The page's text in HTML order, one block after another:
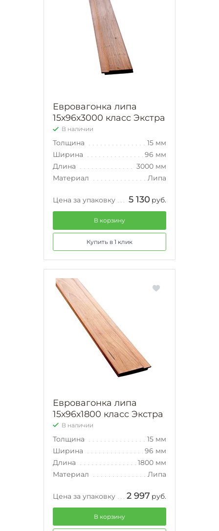
Евровагонка липа
15х96х3000 класс Экстра
В наличии
Толщина
15 мм
Ширина
96 мм
Длина
3000 мм
Материал
Липа
Цена за упаковку 5 130 руб.
В корзину
Купить в 1 клик
Евровагонка липа
15х96х1800 класс Экстра
В наличии
Толщина
15 мм
Ширина
96 мм
Длина
1800 мм
Материал
Липа
Цена за упаковку 2 997 руб.
В корзину